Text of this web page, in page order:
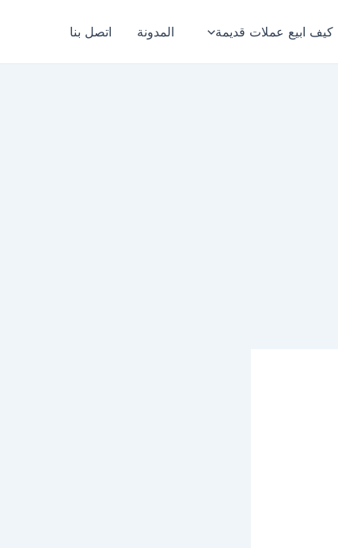
كيف ابيع عملات قديمة المدونة اتصل بنا